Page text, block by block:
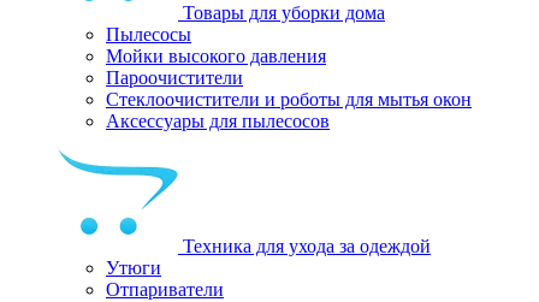
Товары для уборки дома
Пылесосы
Мойки высокого давления
Пароочистители
Стеклоочистители и роботы для мытья окон
Аксессуары для пылесосов
Техника для ухода за одеждой
Утюги
Отпариватели